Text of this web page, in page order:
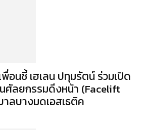
อนซี้ เฮเลน ปทุมรัตน์ ร่วมเปิด
ศัลยกรรมดึงหน้า (Facelift
ลบางมดเอสเธติค